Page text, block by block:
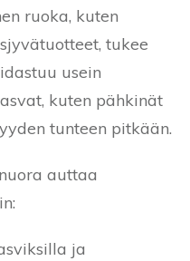
ruoka, kuten
tukee
usein
kuten pähkinät
tunteen pitkään.
auttaa
ja